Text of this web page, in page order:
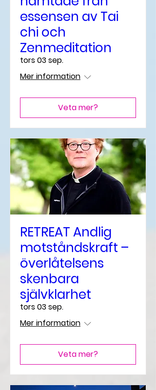
essensen av Tai
chi och
Zenmeditation
tors 03 sep.
Mer information
Veta mer?
RETREAT Andlig
motståndskraft –
överlåtelsens
skenbara
självklarhet
tors 03 sep.
Mer information
Veta mer?